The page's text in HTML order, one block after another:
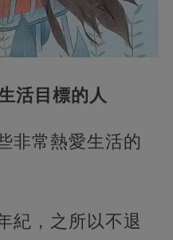
活目標的人
非常熱愛生活的
紀，之所以不退